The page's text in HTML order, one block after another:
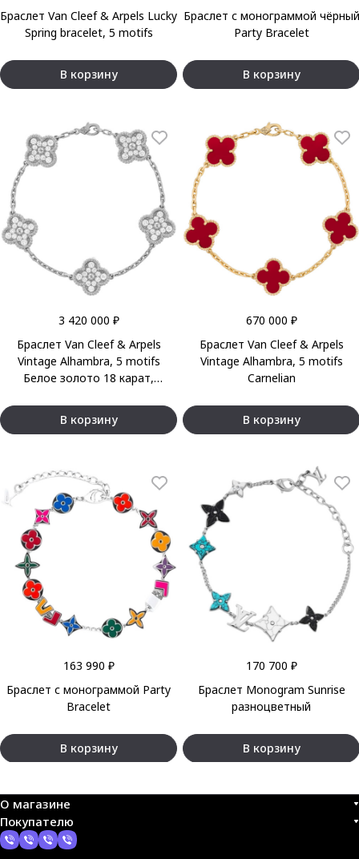
Браслет Van Cleef & Arpels Lucky
Spring bracelet, 5 motifs
В корзину
Браслет с монограммой чёрный
Party Bracelet
В корзину
3 420 000 ₽
Браслет Van Cleef & Arpels
Vintage Alhambra, 5 motifs
Белое золото 18 карат,
В корзину
670 000 ₽
Браслет Van Cleef & Arpels
Vintage Alhambra, 5 motifs
Carnelian
В корзину
163 990 ₽
Браслет с монограммой Party
Bracelet
В корзину
170 700 ₽
Браслет Monogram Sunrise
разноцветный
В корзину
О магазине
Покупателю